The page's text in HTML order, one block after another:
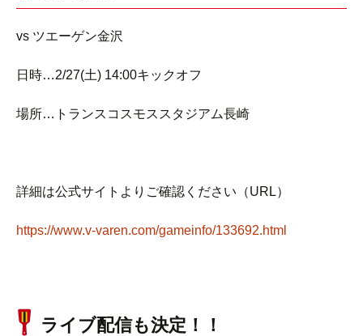
vs ツエーゲン金沢
日時…2/27(土) 14:00キックオフ
場所…トランスコスモススタジアム長崎
詳細は公式サイトよりご確認ください（URL）
https://www.v-varen.com/gameinfo/133692.html
ライブ配信も決定！！